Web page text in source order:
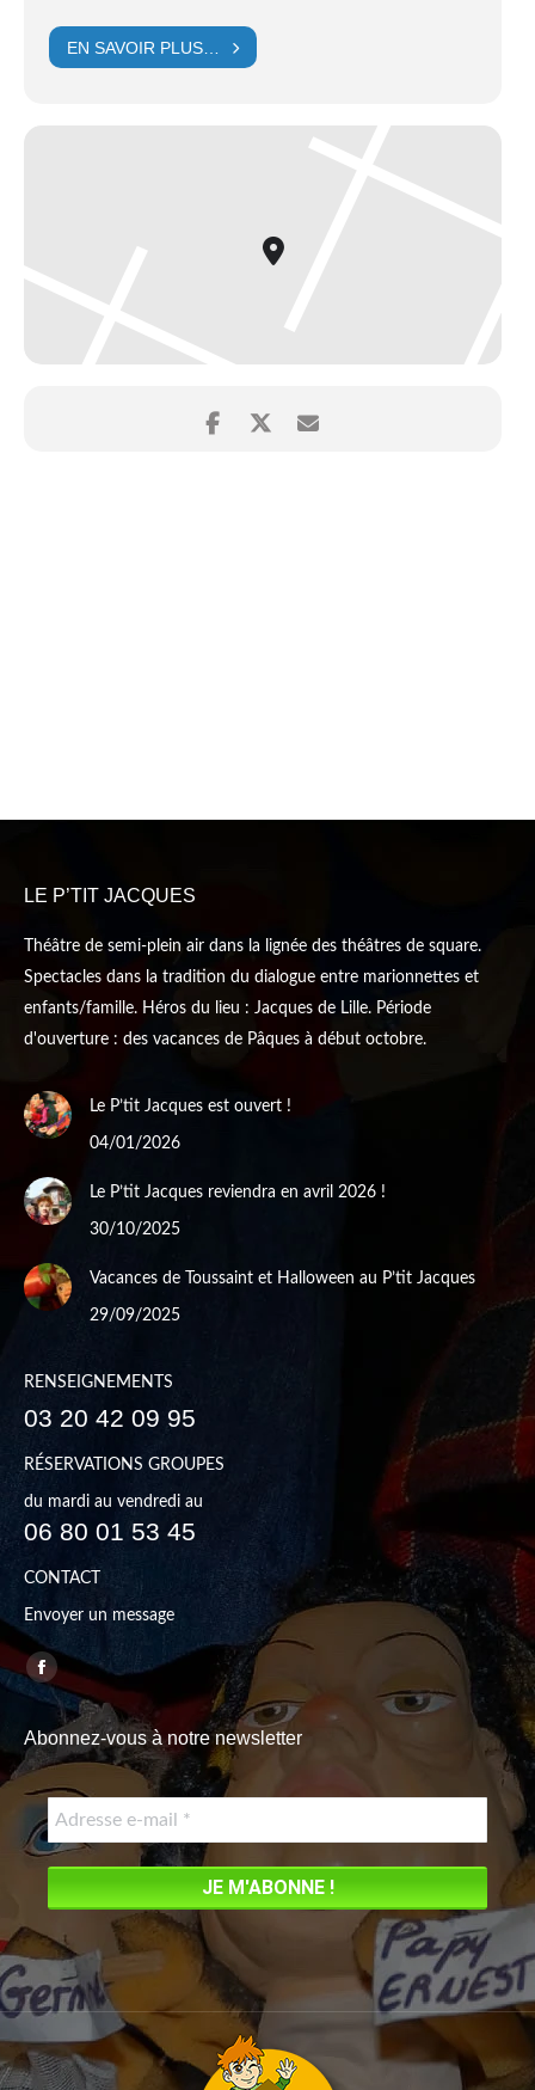
EN SAVOIR PLUS…
LE P’TIT JACQUES
Théâtre de semi-plein air dans la lignée des théâtres de square.
Spectacles dans la tradition du dialogue entre marionnettes et
enfants/famille. Héros du lieu : Jacques de Lille. Période
d'ouverture : des vacances de Pâques à début octobre.
Le P’tit Jacques est ouvert !
04/01/2026
Le P’tit Jacques reviendra en avril 2026 !
30/10/2025
Vacances de Toussaint et Halloween au P’tit Jacques
29/09/2025
RENSEIGNEMENTS
03 20 42 09 95
RÉSERVATIONS GROUPES
du mardi au vendredi au
06 80 01 53 45
CONTACT
Envoyer un message
Trouvez nous sur :
Facebook
page
opens
in
new
window
Abonnez-vous à notre newsletter